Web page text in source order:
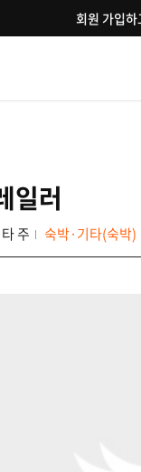
회원 가입하
일러
주 숙박·기타(숙박)